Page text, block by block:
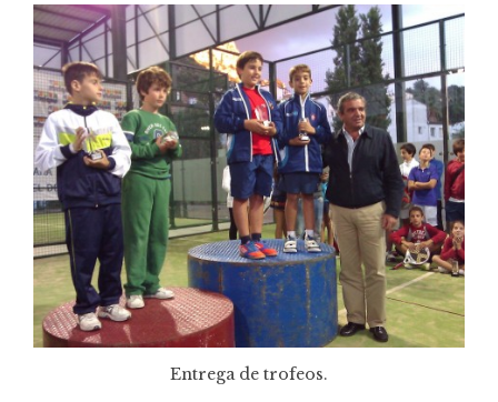
Entrega de trofeos.